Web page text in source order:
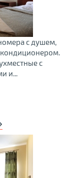
с душем,
с
и...